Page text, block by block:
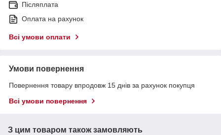
Післяплата
Оплата на рахунок
Всі умови оплати
Умови повернення
Повернення товару впродовж 15 днів за рахунок покупця
Всі умови повернення
З цим товаром також замовляють